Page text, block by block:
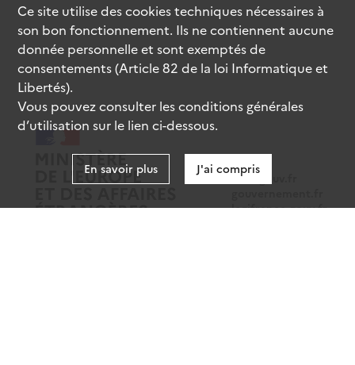
data.gouv.fr
legifrance.gouv.fr
Ce site utilise descookiestechniques nécessaires à
son bon fonctionnement. Ils ne contiennent aucune
donnée personnelle et sont exemptés de
consentements (Article 82 de la loi Informatique et
Libertés).
Vous pouvez consulter les conditions générales
d’utilisation sur le lien ci-dessous.
En savoir plus J'ai compris